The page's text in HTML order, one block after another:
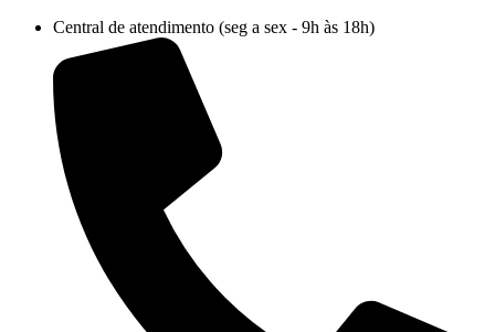
conteúdo
Central de atendimento (seg a sex - 9h às 18h)